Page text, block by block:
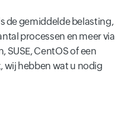
de gemiddelde belasting,
processen en meer via
SUSE, CentOS of een
wij hebben wat u nodig